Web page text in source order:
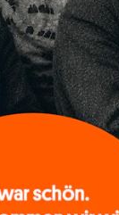
den
richtig?
Risiken
die
die Risiken